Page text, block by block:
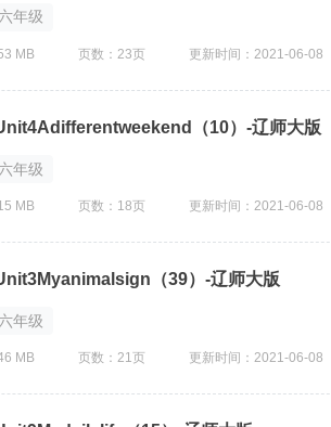
六年级
MB 页数：23页 更新时间：2021-06-08
（10）-辽师大版
六年级
MB 页数：18页 更新时间：2021-06-08
（39）-辽师大版
六年级
MB 页数：21页 更新时间：2021-06-08